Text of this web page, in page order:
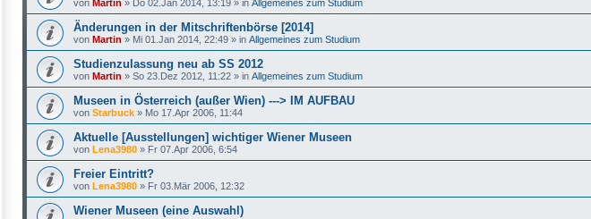
von Martin » Do 02.Jan 2014, 13:19 » in Allgemeines zum Studium
Änderungen in der Mitschriftenbörse [2014]
von Martin » Mi 01.Jan 2014, 22:49 » in Allgemeines zum Studium
Studienzulassung neu ab SS 2012
von Martin » So 23.Dez 2012, 11:22 » in Allgemeines zum Studium
Museen in Österreich (außer Wien) ---> IM AUFBAU
von Starbuck » Mo 17.Apr 2006, 11:44
Aktuelle [Ausstellungen] wichtiger Wiener Museen
von Lena3980 » Fr 07.Apr 2006, 6:54
Freier Eintritt?
von Lena3980 » Fr 03.Mär 2006, 12:32
Wiener Museen (eine Auswahl)